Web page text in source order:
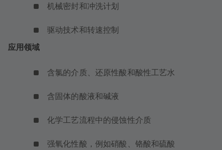
机械密封和冲洗计划
驱动技术和转速控制
应用领域
含氯的介质、还原性酸和酸性工艺水
含固体的酸液和碱液
化学工艺流程中的侵蚀性介质
强氧化性酸，例如硝酸、铬酸和硫酸